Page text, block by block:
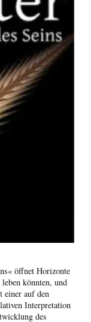
öffnet Horizonte
könnten, und
einer auf den
Interpretation
des